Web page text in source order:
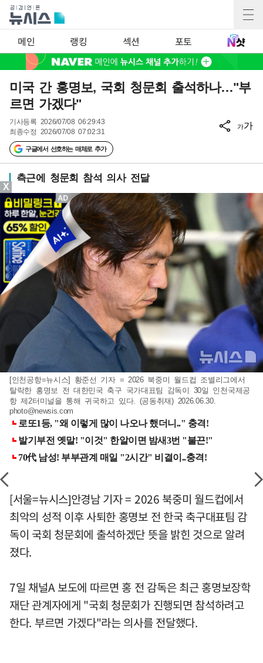
메인 랭킹 섹션 포토
미국 간 홍명보, 국회 청문회 출석하나…"부
르면 가겠다"
기사등록 2026/07/08 06:29:43
최종수정 2026/07/08 07:02:31
구글에서 선호하는 매체로 추가
가가
측근에 청문회 참석 의사 전달
[인천공항=뉴시스] 황준선 기자 = 2026 북중미 월드컵 조별리그에서
탈락한 홍명보 전 대한민국 축구 국가대표팀 감독이 30일 인천국제공
항 제2터미널을 통해 귀국하고 있다. (공동취재) 2026.06.30.
photo@newsis.com
[서울=뉴시스]안경남 기자 = 2026 북중미 월드컵에서
최악의 성적 이후 사퇴한 홍명보 전 한국 축구대표팀 감
독이 국회 청문회에 출석하겠단 뜻을 밝힌 것으로 알려
졌다.
7일 채널A 보도에 따르면 홍 전 감독은 최근 홍명보장학
재단 관계자에게 "국회 청문회가 진행되면 참석하려고
한다. 부르면 가겠다"라는 의사를 전달했다.
X